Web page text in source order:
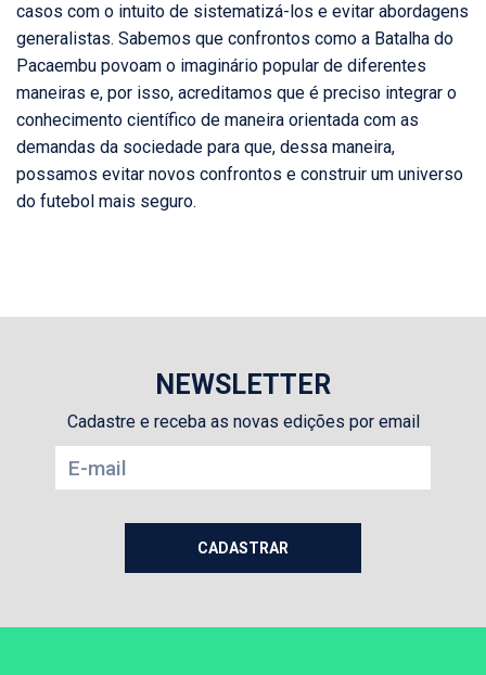
casos com o intuito de sistematizá-los e evitar abordagens
generalistas. Sabemos que confrontos como a Batalha do
Pacaembu povoam o imaginário popular de diferentes
maneiras e, por isso, acreditamos que é preciso integrar o
conhecimento científico de maneira orientada com as
demandas da sociedade para que, dessa maneira,
possamos evitar novos confrontos e construir um universo
do futebol mais seguro.
NEWSLETTER
Cadastre e receba as novas edições por email